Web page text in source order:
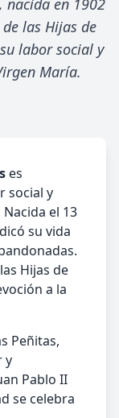
nacida en 1902
las Hijas de
labor social y
María.
es
social y
el 13
su vida
Hijas de
a la
Peñitas,
y
Pablo II
se celebra